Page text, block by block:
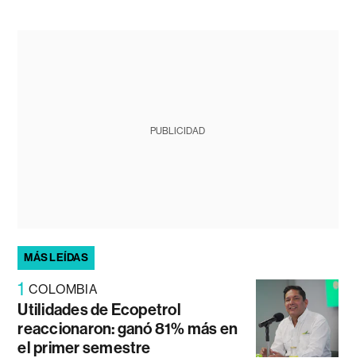
PUBLICIDAD
MÁS LEÍDAS
1 COLOMBIA
Utilidades de Ecopetrol
reaccionaron: ganó 81% más en
el primer semestre